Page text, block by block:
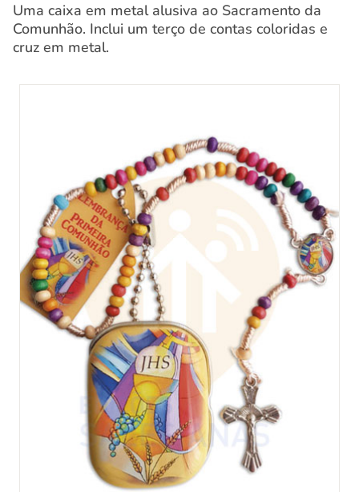
Uma caixa em metal alusiva ao Sacramento da
Comunhão. Inclui um terço de contas coloridas e
cruz em metal.